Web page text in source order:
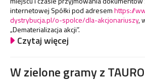
internetowej Spółki pod adresemhttps://
dystrybucja.pl/o-spolce/dla-akcjonariuszy,
„Dematerializacja akcji”.
Czytaj więcej
W zielone gramy z